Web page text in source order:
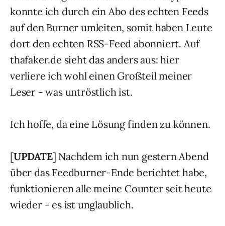
konnte ich durch ein Abo des echten Feeds
auf den Burner umleiten, somit haben Leute
dort den echten RSS-Feed abonniert. Auf
thafaker.de sieht das anders aus: hier
verliere ich wohl einen Großteil meiner
Leser - was untröstlich ist.
Ich hoffe, da eine Lösung finden zu können.
[UPDATE] Nachdem ich nun gestern Abend
über das Feedburner-Ende berichtet habe,
funktionieren alle meine Counter seit heute
wieder - es ist unglaublich.